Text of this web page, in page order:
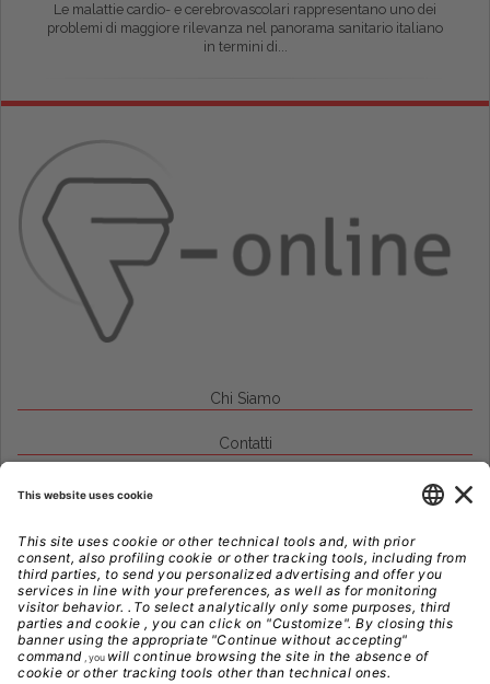
Le malattie cardio- e cerebrovascolari rappresentano uno dei
problemi di maggiore rilevanza nel panorama sanitario italiano
in termini di...
Chi Siamo
Contatti
Note Legali
Privacy
Gestione Cookie